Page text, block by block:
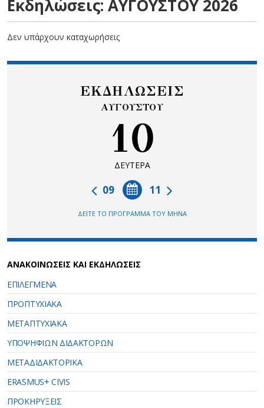
Εκδηλώσεις: ΑΥΓΟΥΣΤΟΥ 2026
Δεν υπάρχουν καταχωρήσεις
ΕΚΔΗΛΩΣΕΙΣ
ΑΥΓΟΥΣΤΟΥ
10
ΔΕΥΤΕΡΑ
11
09
ΔΕΙΤΕ ΤΟ ΠΡΟΓΡΑΜΜΑ ΤΟΥ ΜΗΝΑ
ΑΝΑΚΟΙΝΩΣΕΙΣ ΚΑΙ ΕΚΔΗΛΩΣΕΙΣ
ΕΠΙΛΕΓΜΕΝΑ
ΠΡΟΠΤΥΧΙΑΚΑ
ΜΕΤΑΠΤΥΧΙΑΚΑ
ΥΠΟΨΗΦΙΩΝ ΔΙΔΑΚΤΟΡΩΝ
ΜΕΤΑΔΙΔΑΚΤΟΡΙΚΑ
ERASMUS+ CIVIS
ΠΡΟΚΗΡΥΞΕΙΣ